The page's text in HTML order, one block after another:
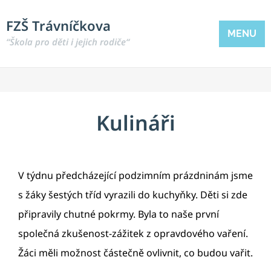
FZŠ Trávníčkova
“Škola pro děti i jejich rodiče“
MENU
Kulináři
V týdnu předcházející podzimním prázdninám jsme
s žáky šestých tříd vyrazili do kuchyňky. Děti si zde
připravily chutné pokrmy. Byla to naše první
společná zkušenost-zážitek z opravdového vaření.
Žáci měli možnost částečně ovlivnit, co budou vařit.